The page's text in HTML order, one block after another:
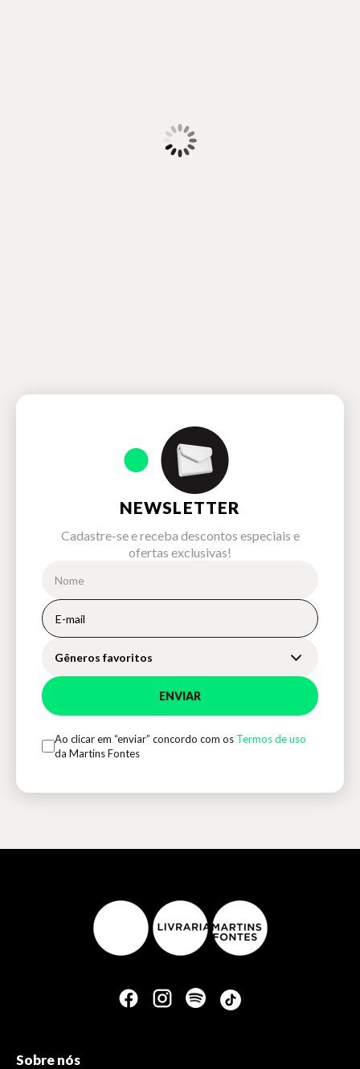
NEWSLETTER
Cadastre-se e receba descontos especiais e
ofertas exclusivas!
Gêneros favoritos
ENVIAR
Ao clicar em “enviar” concordo com os Termos de uso
da Martins Fontes
Sobre nós